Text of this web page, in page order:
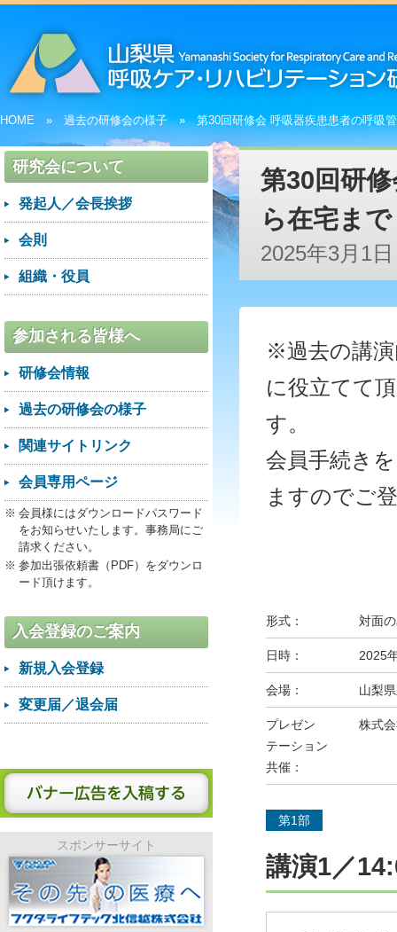
HOME 過去の研修会の様子 第30回研修会 呼吸器疾患患者の呼吸
研究会について
発起人／会長挨拶
会則
組織・役員
参加される皆様へ
研修会情報
過去の研修会の様子
関連サイトリンク
会員専用ページ
会員様にはダウンロードパスワード
をお知らせいたします。事務局にご
請求ください。
参加出張依頼書（PDF）をダウンロ
ード頂けます。
入会登録のご案内
新規入会登録
変更届／退会届
バナー広告を入稿する
スポンサーサイト
第30回研
ら在宅ま
2025年3月1日
※過去の講演
に役立てて
す。
会員手続き
ますのでご
形式： 対面
日時： 2025
会場： 山梨
プレゼン
テーション
共催：
株式
第1部
講演1／